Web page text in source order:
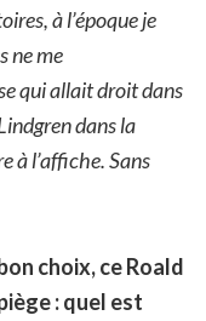
à l’époque je
ne me
qui allait droit dans
dans la
à l’affiche. Sans
choix, ce Roald
: quel est